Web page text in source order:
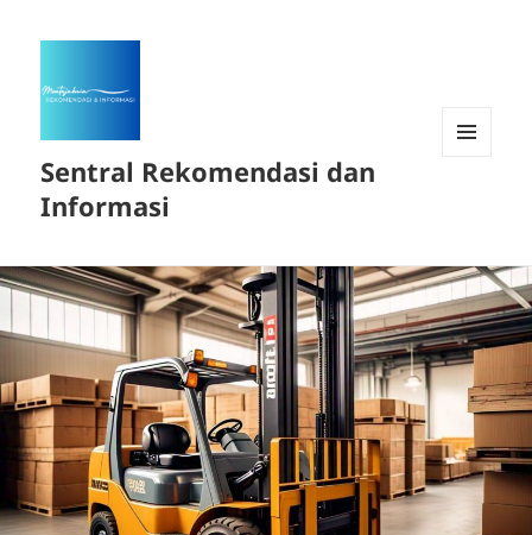
Sentral Rekomendasi dan
Informasi